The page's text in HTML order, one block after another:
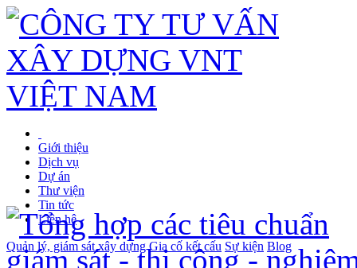
Giới thiệu
Dịch vụ
Dự án
Thư viện
Tin tức
Liên hệ
Quản lý, giám sát xây dựng Gia cố kết cấu Sự kiện Blog